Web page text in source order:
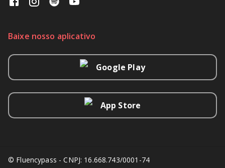
Baixe nosso aplicativo
Google Play
App Store
© Fluencypass - CNPJ: 16.668.743/0001-74